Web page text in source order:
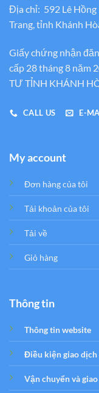
Địa chỉ: 592 Lê
Trang, tỉnh Khánh
Giấy chứng nhận
cấp 28 tháng 8 năm
TƯ TỈNH KHÁNH
CALL US E-
My account
Đơn hàng của tôi
Tải khoản của tôi
Tải về
Giỏ hàng
Thông tin
Thông tin website
Điều kiện giao dịch
Vận chuyển và